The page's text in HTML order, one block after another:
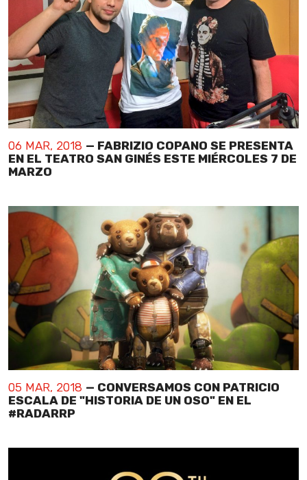
06 MAR, 2018 — FABRIZIO COPANO SE PRESENTA
EN EL TEATRO SAN GINÉS ESTE MIÉRCOLES 7 DE
MARZO
05 MAR, 2018 — CONVERSAMOS CON PATRICIO
ESCALA DE "HISTORIA DE UN OSO" EN EL
#RADARRP